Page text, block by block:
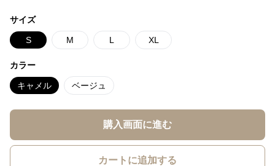
サイズ
S M L XL
カラー
キャメル ベージュ
購入画面に進む
カートに追加する